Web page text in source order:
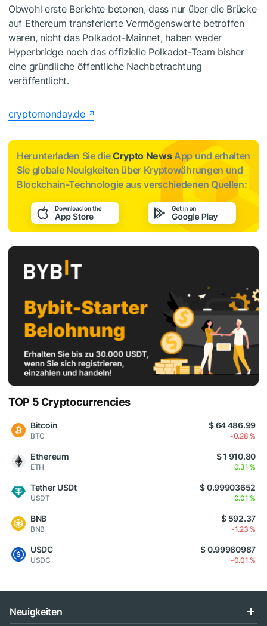
Obwohl erste Berichte betonen, dass nur über die Brücke
auf Ethereum transferierte Vermögenswerte betroffen
waren, nicht das Polkadot-Mainnet, haben weder
Hyperbridge noch das offizielle Polkadot-Team bisher
eine gründliche öffentliche Nachbetrachtung
veröffentlicht.
cryptomonday.de
Herunterladen Sie dieCrypto NewsApp und erhalten
Sie globale Neuigkeiten über Kryptowährungen und
Blockchain-Technologie aus verschiedenen Quellen:
TOP 5 Cryptocurrencies
Bitcoin
BTC
$ 64 486.99
-0.28 %
Ethereum
ETH
$ 1 910.80
0.31 %
Tether USDt
USDT
$ 0.99903652
0.01 %
BNB
BNB
$ 592.37
-1.23 %
USDC
USDC
$ 0.99980987
-0.01 %
Neuigkeiten